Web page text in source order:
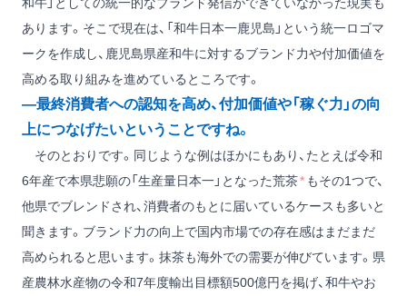
あります。そこで現在は、「和牛日本一鹿児島」という統一ロゴマ
ークを作成し、鹿児島県産和牛に対するブランド力や付加価値を
高める取り組みを進めているところです。
―最終消費者への認知を高め、付加価値や「稼ぐ力」の向
上につなげたいということですね。
そのとおりです。同じような例はほかにもあり、たとえば令和
6年産で本県悲願の「生産量日本一」となった荒茶* もその1つで、
他県でブレンドされ、消費者のもとに届いているケースも多いと
聞きます。ブランド力の向上で国内市場での存在感はまだまだ
高められると思います。抹茶も海外での需要が伸びています。県
産農林水産物の令和7年度輸出目標額500億円を掲げ、和牛やお